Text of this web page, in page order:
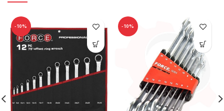
-10% -10%